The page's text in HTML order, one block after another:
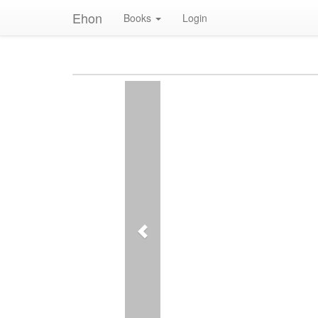
Ehon Books Login